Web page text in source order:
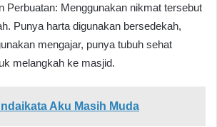
Perbuatan: Menggunakan nikmat tersebut
Punya harta digunakan bersedekah,
mengajar, punya tubuh sehat
melangkah ke masjid.
Aku Masih Muda